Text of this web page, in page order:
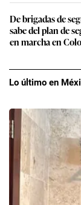
De brigadas de
sabe del plan de
en marcha en
Lo último en